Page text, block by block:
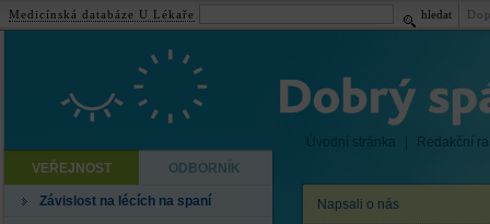
Úvodní stránka
Redakční
VEŘEJNOST
ODBORNÍK
Závislost na lécích na spaní Napsali o nás
Medicínská databáze U Lékaře hledat